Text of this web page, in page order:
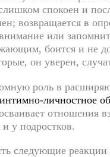
спокоен и
возвращается в
или
боится и не
он уверен,
роль в
личностное
отношения
у подростков.
следующие